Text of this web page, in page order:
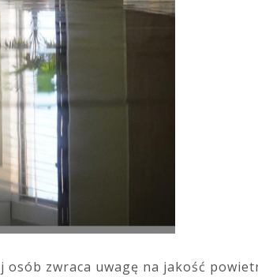
osób zwraca uwagę na jakość